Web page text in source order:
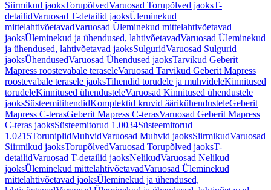
Siirmikud jaoksTorupõlvedVaruosad Torupõlved jaoksT-
detailidVaruosad T-detailid jaoksÜleminekud
mittelahtivõetavadVaruosad Üleminekud mittelahtivõetavad
jaoksÜleminekud ja ühendused, lahtivõetavadVaruosad Üleminekud
ja ühendused, lahtivõetavad jaoksSulguridVaruosad Sulgurid
jaoksÜhendusedVaruosad Ühendused jaoksTarvikud Geberit
Mapress roostevabale teraseleVaruosad Tarvikud Geberit Mapress
roostevabale terasele jaoksTihendid torudele ja muhvideleKinnitused
torudeleKinnitused ühendusteleVaruosad Kinnitused ühendustele
jaoksSüsteemitihendidKomplektid kruvid äärikühendusteleGeberit
Mapress C-terasGeberit Mapress C-terasVaruosad Geberit Mapress
C-teras jaoksSüsteemitorud 1.0034Süsteemitorud
1.0215ToruniplidMuhvidVaruosad Muhvid jaoksSiirmikudVaruosad
Siirmikud jaoksTorupõlvedVaruosad Torupõlved jaoksT-
detailidVaruosad T-detailid jaoksNelikudVaruosad Nelikud
jaoksÜleminekud mittelahtivõetavadVaruosad Üleminekud
mittelahtivõetavad jaoksÜleminekud ja ühendused,